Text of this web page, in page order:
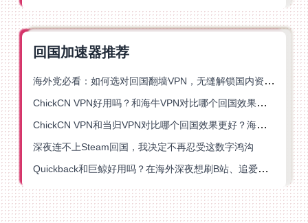
回国加速器推荐
海外党必看：如何选对回国翻墙VPN，无缝解锁国内资源？
ChickCN VPN好用吗？和海牛VPN对比哪个回国效果更好？
ChickCN VPN和当归VPN对比哪个回国效果更好？海外党亲测后选了它
深夜连不上Steam回国，我决定不再忍受这数字鸿沟
Quickback和巨鲸好用吗？在海外深夜想刷B站、追爱奇艺的你，或许正需要这份答案